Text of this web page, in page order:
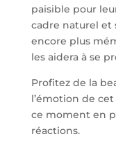
paisible pour
cadre naturel et
encore plus
les aidera à se
Profitez de la
l’émotion de
ce moment en
réactions.